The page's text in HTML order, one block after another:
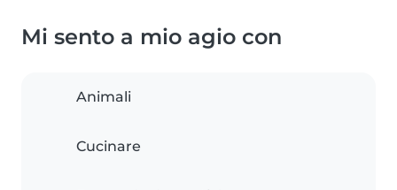
Mi sento a mio agio con
Animali
Cucinare